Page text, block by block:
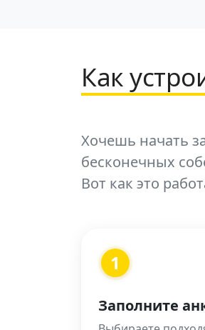
Как
Хочешь начать
бесконечных
Вот как это
1
Заполните